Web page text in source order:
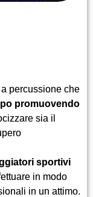
percussione che
promuovendo
sia il
sportivi
in modo
in un attimo.